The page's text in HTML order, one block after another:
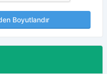
Boyutlandır